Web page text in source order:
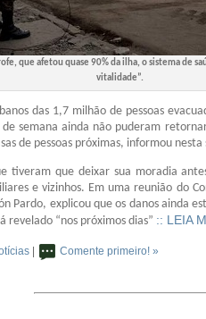
que afetou quase 90% da ilha, o sistema de
vitalidade”.
das 1,7 milhão de pessoas
semana ainda não puderam
de pessoas próximas, informou
tiveram que deixar sua moradia
e vizinhos. Em uma reunião do
Pardo, explicou que os danos ainda
revelado “nos próximos dias” :: LEIA
Comente primeiro! »